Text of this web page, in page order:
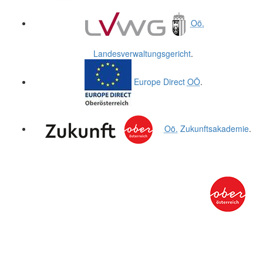
Oö.
Landesverwaltungsgericht.
Europe Direct OÖ.
Oö. Zukunftsakademie.